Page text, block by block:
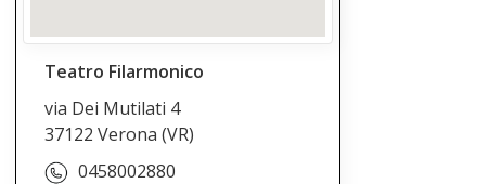
Teatro Filarmonico
via Dei Mutilati 4
37122 Verona (VR)
0458002880